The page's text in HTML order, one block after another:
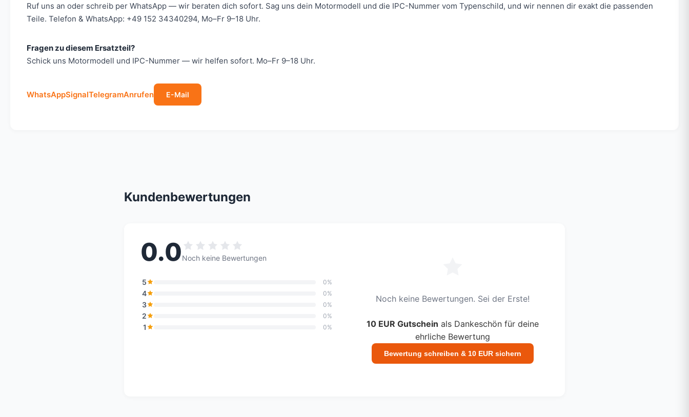
Ruf uns an oder schreib per WhatsApp — wir beraten dich sofort. Sag uns dein Motormodell und die IPC-Nummer vom Typenschild, und wir nennen dir exakt die passenden
Teile. Telefon & WhatsApp: +49 152 34340294, Mo–Fr 9–18 Uhr.
Fragen zu diesem Ersatzteil?
Schick uns Motormodell und IPC-Nummer — wir helfen sofort. Mo–Fr 9–18 Uhr.
WhatsAppSignalTelegramAnrufen E-Mail
Kundenbewertungen
0.0Noch keine Bewertungen
5 0%
4 0%
3 0%
2 0%
1 0%
Noch keine Bewertungen. Sei der Erste!
10 EUR Gutschein als Dankeschön für deine
ehrliche Bewertung
Bewertung schreiben & 10 EUR sichern